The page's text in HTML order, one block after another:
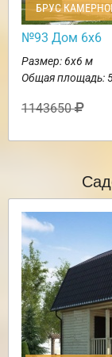
БРУС
№93 Дом 6х6
Размер: 6х6 м
Общая площадь:
1143650